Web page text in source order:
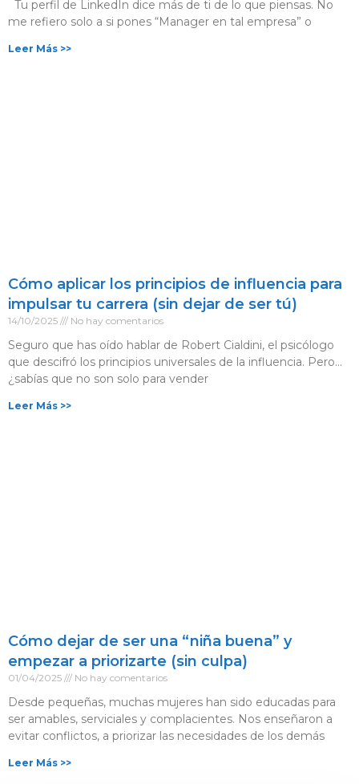
Tu perfil de LinkedIn dice más de ti de lo que piensas. No
me refiero solo a si pones “Manager en tal empresa” o
Leer Más >>
Cómo aplicar los principios de influencia para
impulsar tu carrera (sin dejar de ser tú)
14/10/2025 No hay comentarios
Seguro que has oído hablar de Robert Cialdini, el psicólogo
que descifró los principios universales de la influencia. Pero…
¿sabías que no son solo para vender
Leer Más >>
Cómo dejar de ser una “niña buena” y
empezar a priorizarte (sin culpa)
01/04/2025 No hay comentarios
Desde pequeñas, muchas mujeres han sido educadas para
ser amables, serviciales y complacientes. Nos enseñaron a
evitar conflictos, a priorizar las necesidades de los demás
Leer Más >>